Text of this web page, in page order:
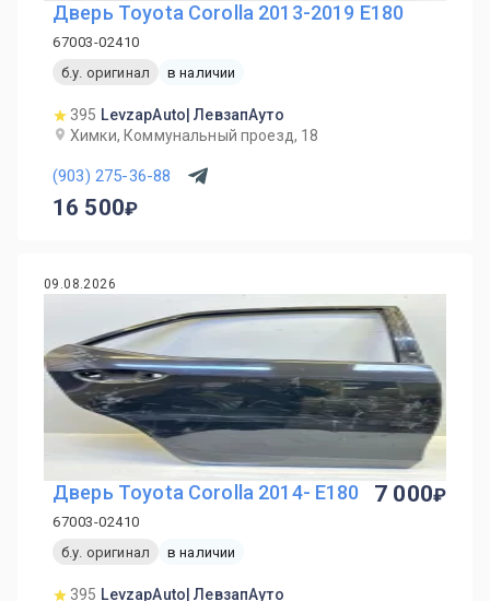
Дверь Toyota Corolla 2013-2019 E180
67003-02410
б.у. оригинал
в наличии
395 LevzapAuto| ЛевзапАуто
Химки, Коммунальный проезд, 18
(903) 275-36-88
16 500
09.08.2026
Дверь Toyota Corolla 2014- E180
67003-02410
б.у. оригинал
в наличии
395 LevzapAuto| ЛевзапАуто
7 000